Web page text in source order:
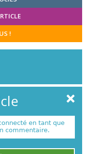
!
en tant que
commentaire.